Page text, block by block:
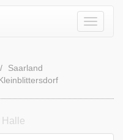
Saarland
Halle